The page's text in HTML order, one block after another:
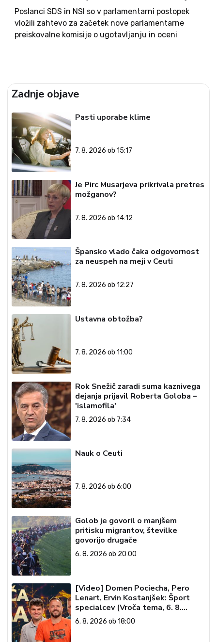
Poslanci SDS in NSI so v parlamentarni postopek
vložili zahtevo za začetek nove parlamentarne
preiskovalne komisije o ugotavljanju in oceni
zadnjih desetih...
Zadnje objave
Pasti uporabe klime
7. 8. 2026 ob 15:17
Je Pirc Musarjeva prikrivala pretres
možganov?
7. 8. 2026 ob 14:12
Špansko vlado čaka odgovornost
za neuspeh na meji v Ceuti
7. 8. 2026 ob 12:27
Ustavna obtožba?
7. 8. 2026 ob 11:00
Rok Snežič zaradi suma kaznivega
dejanja prijavil Roberta Goloba –
'islamofila'
7. 8. 2026 ob 7:34
Nauk o Ceuti
7. 8. 2026 ob 6:00
Golob je govoril o manjšem
pritisku migrantov, številke
govorijo drugače
6. 8. 2026 ob 20:00
[Video] Domen Pociecha, Pero
Lenart, Ervin Kostanjšek: Šport
specialcev (Vroča tema, 6. 8.
2026)
6. 8. 2026 ob 18:00